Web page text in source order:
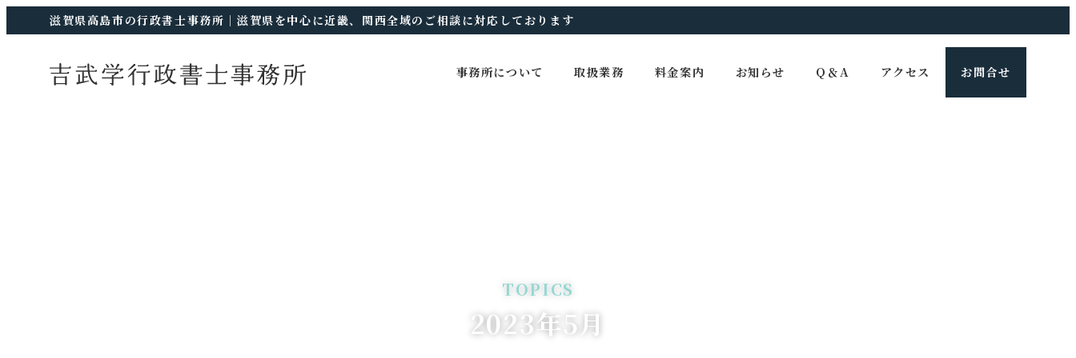
滋賀県高島市の行政書士事務所｜滋賀県を中心に近畿、関西全域のご相談に対応しております
事務所について 取扱業務 料金案内 お知らせ Q＆A アクセス お問合せ
2023年5月